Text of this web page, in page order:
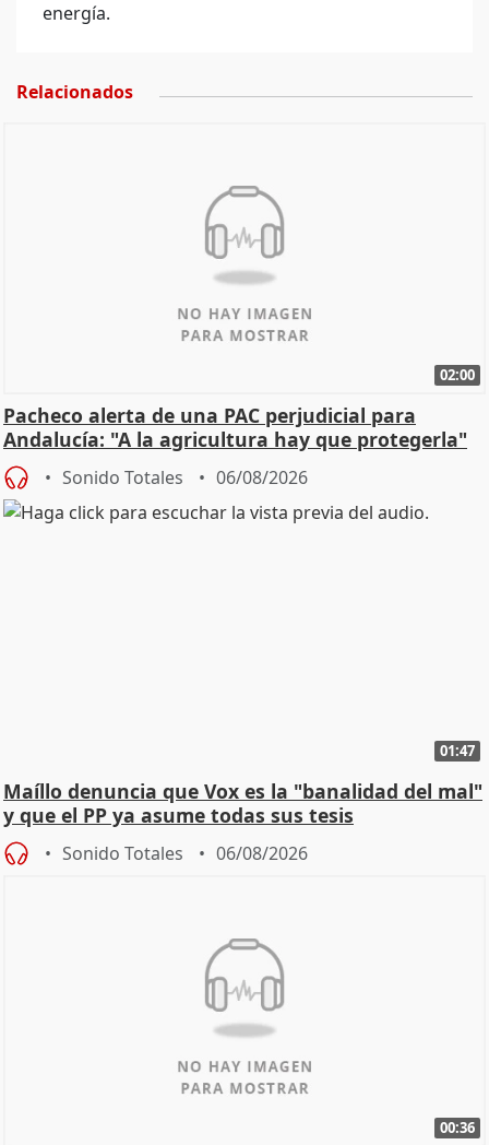
energía.
Relacionados
02:00
Pacheco alerta de una PAC perjudicial para
Andalucía: "A la agricultura hay que protegerla"
Sonido Totales 06/08/2026
01:47
Maíllo denuncia que Vox es la "banalidad del mal"
y que el PP ya asume todas sus tesis
Sonido Totales 06/08/2026
00:36